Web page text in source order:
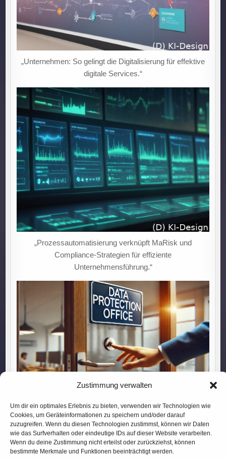
Zustimmung verwalten
Um dir ein optimales Erlebnis zu bieten, verwenden wir Technologien wie
Cookies, um Geräteinformationen zu speichern und/oder darauf
zuzugreifen. Wenn du diesen Technologien zustimmst, können wir Daten
wie das Surfverhalten oder eindeutige IDs auf dieser Website verarbeiten.
Wenn du deine Zustimmung nicht erteilst oder zurückziehst, können
bestimmte Merkmale und Funktionen beeinträchtigt werden.
„Unternehmen: So gelingt die Digitalisierung für effektive
digitale Services.“
„Prozessautomatisierung verknüpft MaRisk und
Compliance-Strategien für effiziente
Unternehmensführung.“
Gefahr erkannt, Gefahr gebannt: So meistern Sie die
Konsultationspflicht mit Behörden
„Effizienzsteigerung im Team: